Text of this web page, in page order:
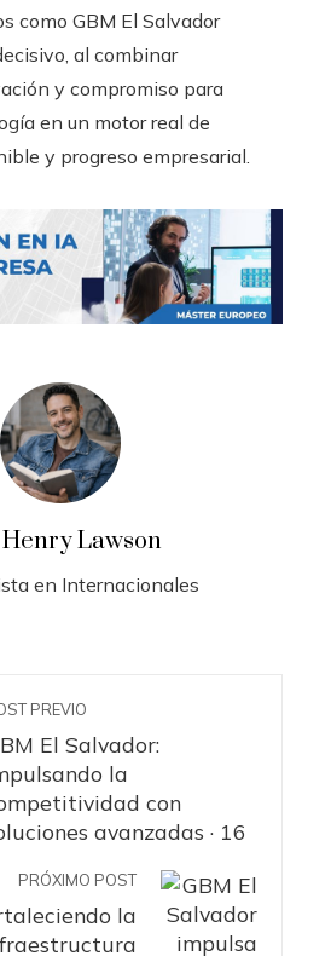
como GBM El Salvador
al combinar
y compromiso para
en un motor real de
y progreso empresarial.
Lawson
en Internacionales
PREVIO
El Salvador:
la
con
avanzadas · 16
PRÓXIMO POST
la